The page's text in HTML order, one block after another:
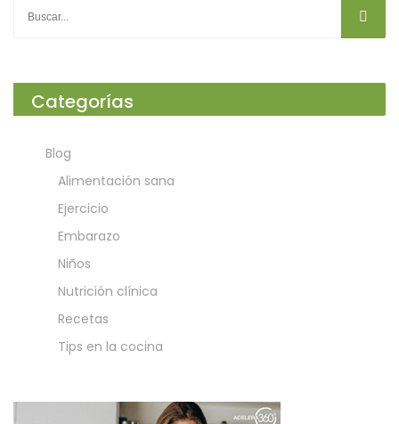
Categorías
Blog
Alimentación sana
Ejercicio
Embarazo
Niños
Nutrición clínica
Recetas
Tips en la cocina